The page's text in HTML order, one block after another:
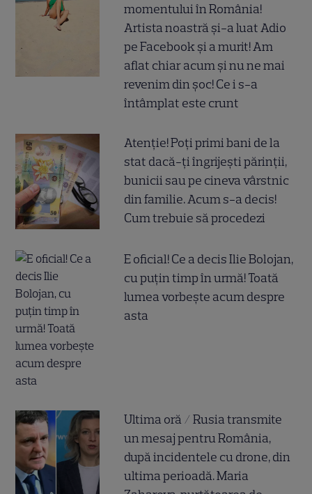
momentului în România!
Artista noastră și-a luat Adio
pe Facebook și a murit! Am
aflat chiar acum și nu ne mai
revenim din șoc! Ce i s-a
întâmplat este crunt
Atenție! Poți primi bani de la
stat dacă-ți îngrijești părinții,
bunicii sau pe cineva vârstnic
din familie. Acum s-a decis!
Cum trebuie să procedezi
E oficial! Ce a decis Ilie Bolojan,
cu puțin timp în urmă! Toată
lumea vorbește acum despre
asta
Ultima oră / Rusia transmite
un mesaj pentru România,
după incidentele cu drone, din
ultima perioadă. Maria